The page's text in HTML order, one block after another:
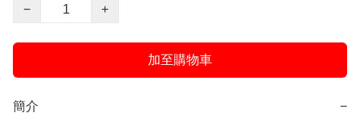
−
+
加至購物車
簡介 −